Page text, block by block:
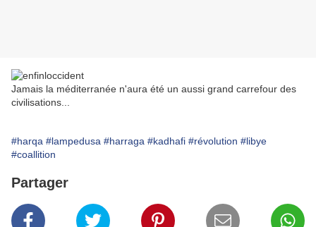
Jamais la méditerranée n'aura été un aussi grand carrefour des
civilisations...
#harqa #lampedusa #harraga #kadhafi #révolution #libye
#coallition
Partager